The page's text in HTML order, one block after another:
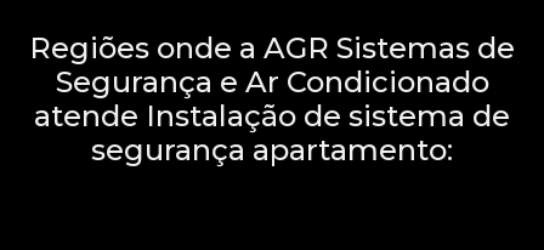
Regiões onde a AGR Sistemas de
Segurança e Ar Condicionado
atende Instalação de sistema de
segurança apartamento: